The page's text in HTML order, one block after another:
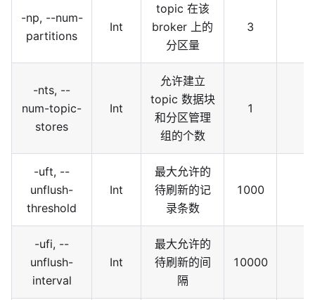
-np, --num-
partitions
Int
topic 在该
broker 上的
分区量
3
-nts, --
num-topic-
stores
Int
允许建立
topic 数据块
和分区管理
组的个数
1
-uft, --
unflush-
threshold
Int
最大允许的
待刷新的记
录条数
1000
-ufi, --
unflush-
interval
Int
最大允许的
待刷新的间
隔
10000